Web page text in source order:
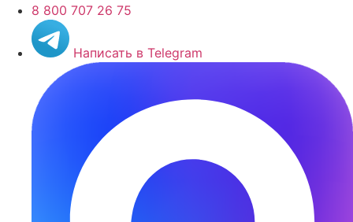
8 800 707 26 75
Написать в Telegram